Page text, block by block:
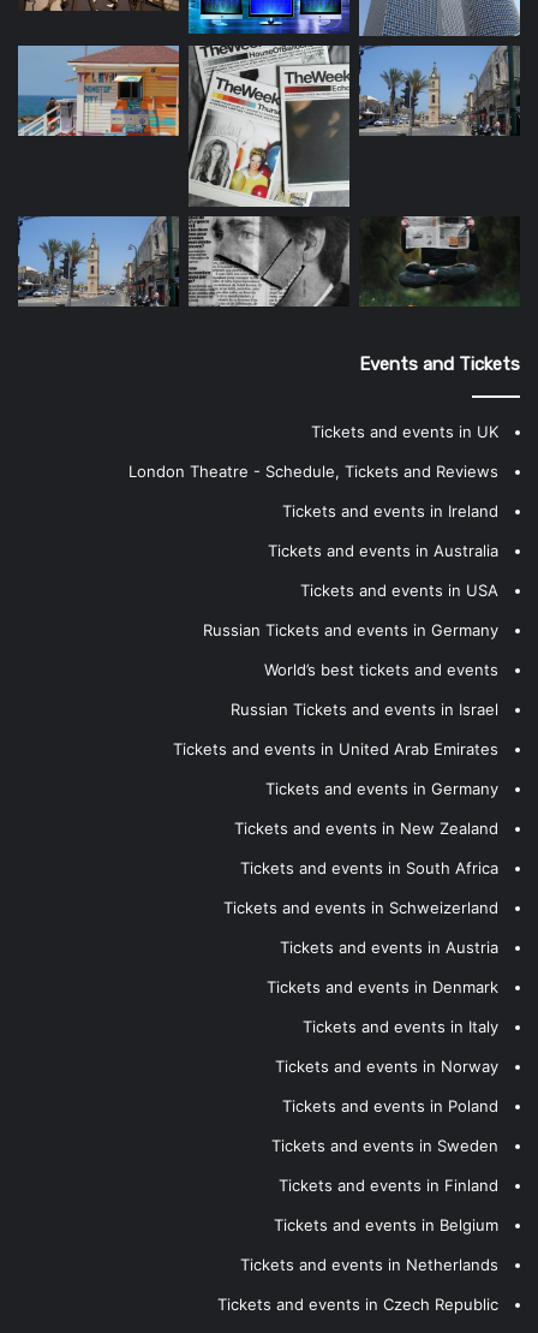
Events and Tickets
Tickets and events in UK
London Theatre - Schedule, Tickets and Reviews
Tickets and events in Ireland
Tickets and events in Australia
Tickets and events in USA
Russian Tickets and events in Germany
World’s best tickets and events
Russian Tickets and events in Israel
Tickets and events in United Arab Emirates
Tickets and events in Germany
Tickets and events in New Zealand
Tickets and events in South Africa
Tickets and events in Schweizerland
Tickets and events in Austria
Tickets and events in Denmark
Tickets and events in Italy
Tickets and events in Norway
Tickets and events in Poland
Tickets and events in Sweden
Tickets and events in Finland
Tickets and events in Belgium
Tickets and events in Netherlands
Tickets and events in Czech Republic